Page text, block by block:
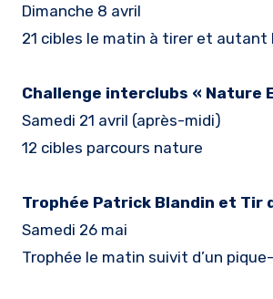
Dimanche 8 avril
21 cibles le matin à tirer et autant
Challenge interclubs « Nature
Samedi 21 avril (après-midi)
12 cibles parcours nature
Trophée Patrick Blandin et Tir
Samedi 26 mai
Trophée le matin suivit d’un